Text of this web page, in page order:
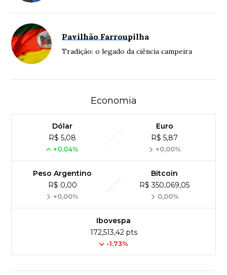
Pavilhão Farroupilha
Tradição: o legado da ciência campeira
Economia
Dólar
R$ 5,08
+0,04%
Euro
R$ 5,87
+0,00%
Peso Argentino
R$ 0,00
+0,00%
Bitcoin
R$ 350,069,05
0,00%
Ibovespa
172,513,42 pts
-1.73%